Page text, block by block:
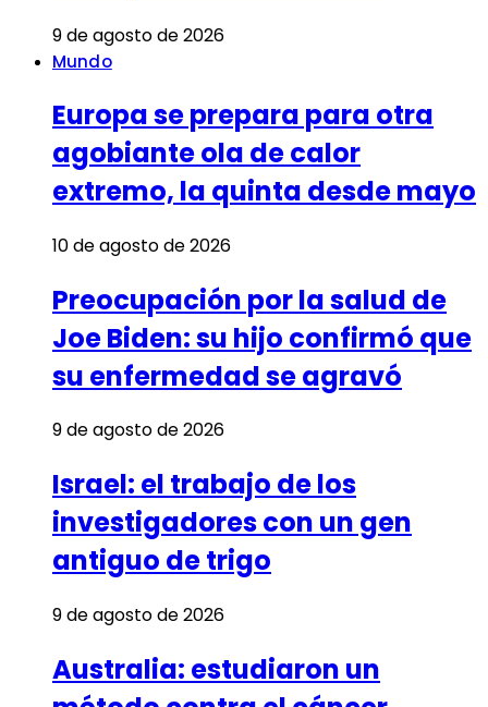
9 de agosto de 2026
Mundo
Europa se prepara para otra
agobiante ola de calor
extremo, la quinta desde mayo
10 de agosto de 2026
Preocupación por la salud de
Joe Biden: su hijo confirmó que
su enfermedad se agravó
9 de agosto de 2026
Israel: el trabajo de los
investigadores con un gen
antiguo de trigo
9 de agosto de 2026
Australia: estudiaron un